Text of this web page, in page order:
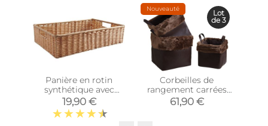
Panière en rotin
synthétique avec
passe-main
(Longueur 40cm)
19,90 €
Nouveauté
Corbeilles de
rangement carrées
avec fourrure
synthétique (Lot de 3)
61,90 €
Lot
de 3